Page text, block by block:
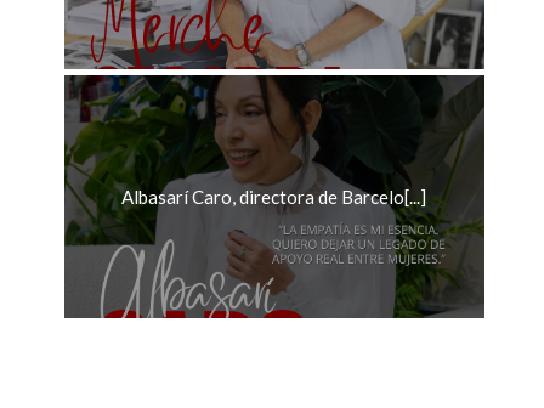
Albasarí Caro, directora de Barcelo[...]